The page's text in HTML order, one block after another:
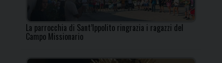
La parrocchia di Sant’Ippolito ringrazia i ragazzi del
Campo Missionario